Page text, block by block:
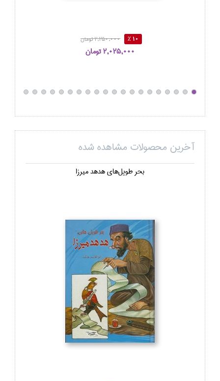
10 % 2,250,000 تومان
2,025,000 تومان
آخرین محصولات مشاهده شده
بحر طويل‌هاي هدهد ميرزا